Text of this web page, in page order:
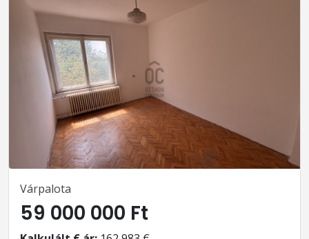
Várpalota
59 000 000 Ft